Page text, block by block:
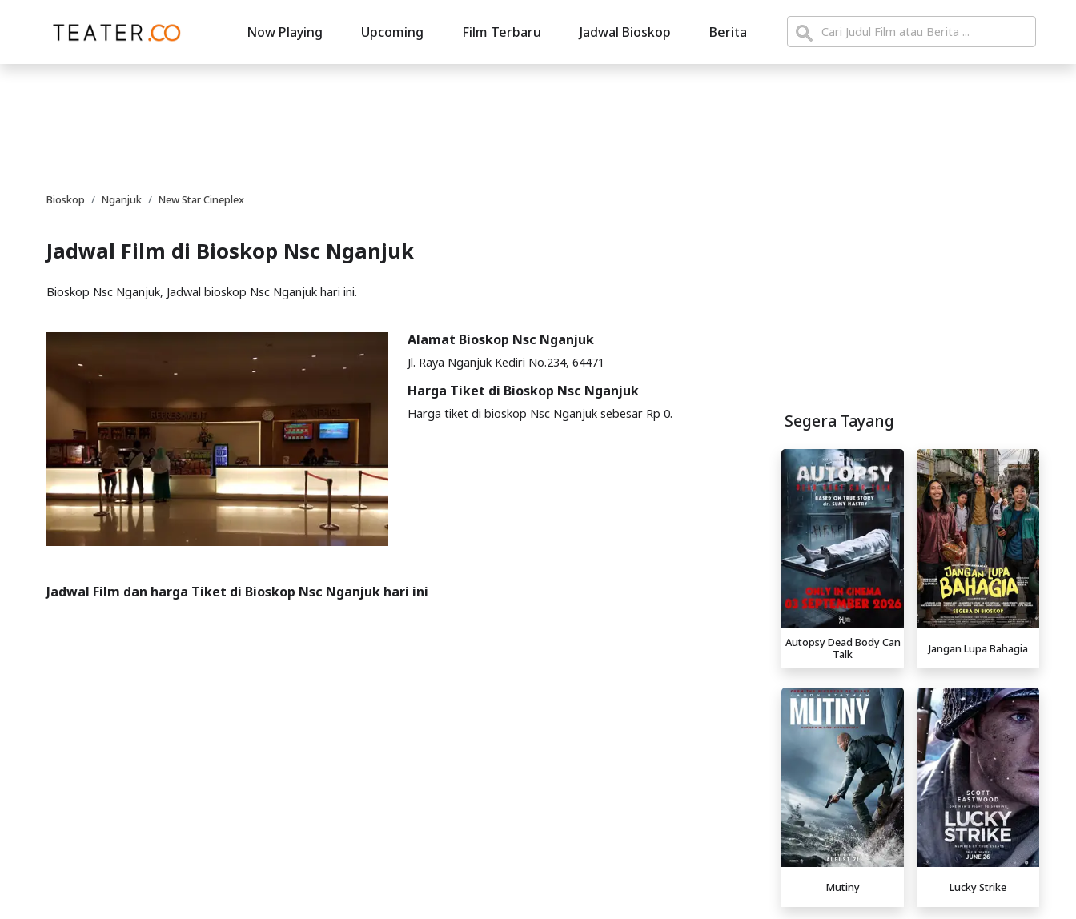
Now Playing Upcoming Film Terbaru Jadwal Bioskop Berita
Bioskop Nganjuk New Star Cineplex
Jadwal Film di Bioskop Nsc Nganjuk
Bioskop Nsc Nganjuk, Jadwal bioskop Nsc Nganjuk hari ini.
Alamat Bioskop Nsc Nganjuk
Jl. Raya Nganjuk Kediri No.234, 64471
Harga Tiket di Bioskop Nsc Nganjuk
Harga tiket di bioskop Nsc Nganjuk sebesar Rp 0.
Jadwal Film dan harga Tiket di Bioskop Nsc Nganjuk hari ini
Segera Tayang
Autopsy Dead Body Can
Talk
Jangan Lupa Bahagia
Mutiny Lucky Strike